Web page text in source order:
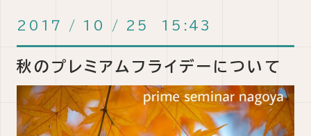
2017 / 10 / 25 15:43
秋のプレミアムフライデーについて